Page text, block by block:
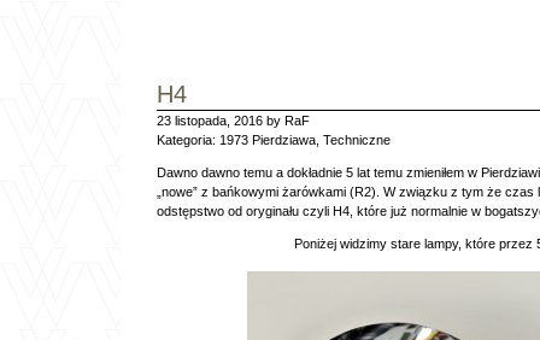
H4
23 listopada, 2016 by RaF
Kategoria: 1973 Pierdziawa Techniczne
Dawno dawno temu a dokładnie 5 lat temu zmieniłem w
„nowe” z bańkowymi żarówkami (R2). W związku z tym że
odstępstwo od oryginału czyli H4, które już normalnie w
Poniżej widzimy stare lampy, które przez